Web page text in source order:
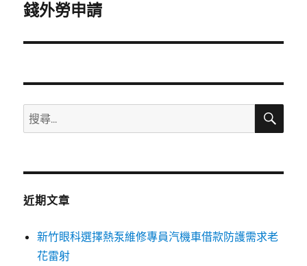
一
文
錢外勞申請
搜
尋
鍵
搜
近期文章
新竹眼科選擇熱泵維修專員汽機車借款防護需求老
花雷射